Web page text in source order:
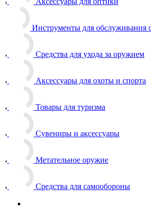
Инструменты для обслуживания
Средства для ухода за оружием
Аксессуары для охоты и спорта
Товары для туризма
Сувениры и аксессуары
Метательное оружие
Средства для самообороны